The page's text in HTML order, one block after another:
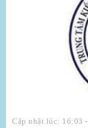
Cập nhật lúc: 16:03